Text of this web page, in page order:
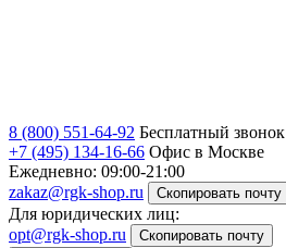
8 (800) 551-64-92 Бесплатный звонок
+7 (495) 134-16-66 Офис в Москве
Ежедневно: 09:00-21:00
zakaz@rgk-shop.ru
Скопировать почту
Для юридических лиц:
opt@rgk-shop.ru
Скопировать почту